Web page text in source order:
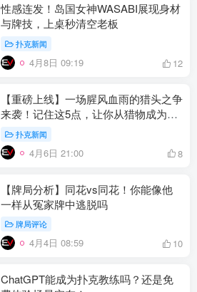
性感连发！岛国女神WASABI展现身材
与牌技，上桌秒清空老板
扑克新闻
4月8日 09:19 12
【重磅上线】一场腥风血雨的猎头之争
来袭！记住这5点，让你从猎物成为猎
手
扑克新闻
4月6日 21:00 8
【牌局分析】同花vs同花！你能像他
一样从冤家牌中逃脱吗
牌局评论
4月4日 08:59 10
ChatGPT能成为扑克教练吗？还是免